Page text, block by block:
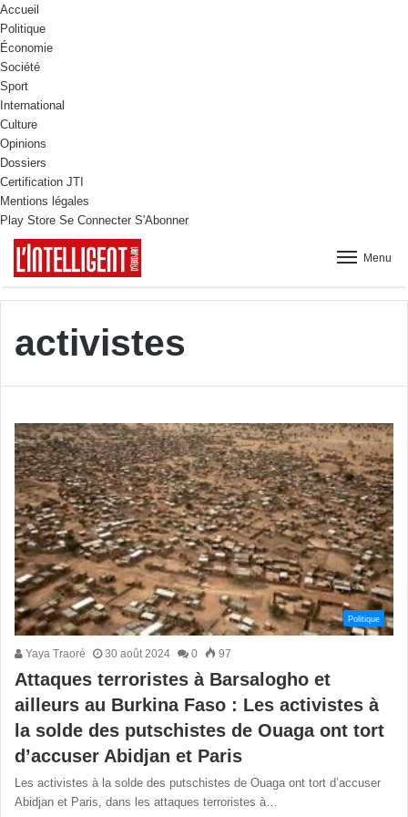
Accueil
Politique
Économie
Société
Sport
International
Culture
Opinions
Dossiers
Certification JTI
Mentions légales
Play Store Se Connecter S'Abonner
Menu
activistes
Politique
Yaya Traoré 30 août 2024 0 97
Attaques terroristes à Barsalogho et
ailleurs au Burkina Faso : Les activistes à
la solde des putschistes de Ouaga ont tort
d’accuser Abidjan et Paris
Les activistes à la solde des putschistes de Ouaga ont tort d’accuser
Abidjan et Paris, dans les attaques terroristes à…